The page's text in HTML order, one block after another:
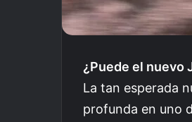
¿Puede el nuevo
La tan esperada
profunda en uno